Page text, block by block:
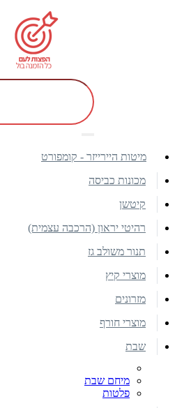
מיטות היירייזר - קומפורט
מכונות כביסה
קיטשן
רהיטי יראון (הרכבה עצמית)
תנור משולב גז
מוצרי קיץ
מזרונים
מוצרי חורף
שבת
מיחם שבת
פלטות